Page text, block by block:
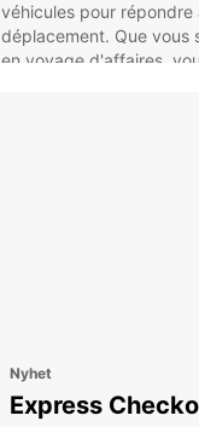
véhicules pour
déplacement. Que vous
en voyage d'affaires,
Grâce à Europcar,
facettes du Sénégal.
Nyhet
Express